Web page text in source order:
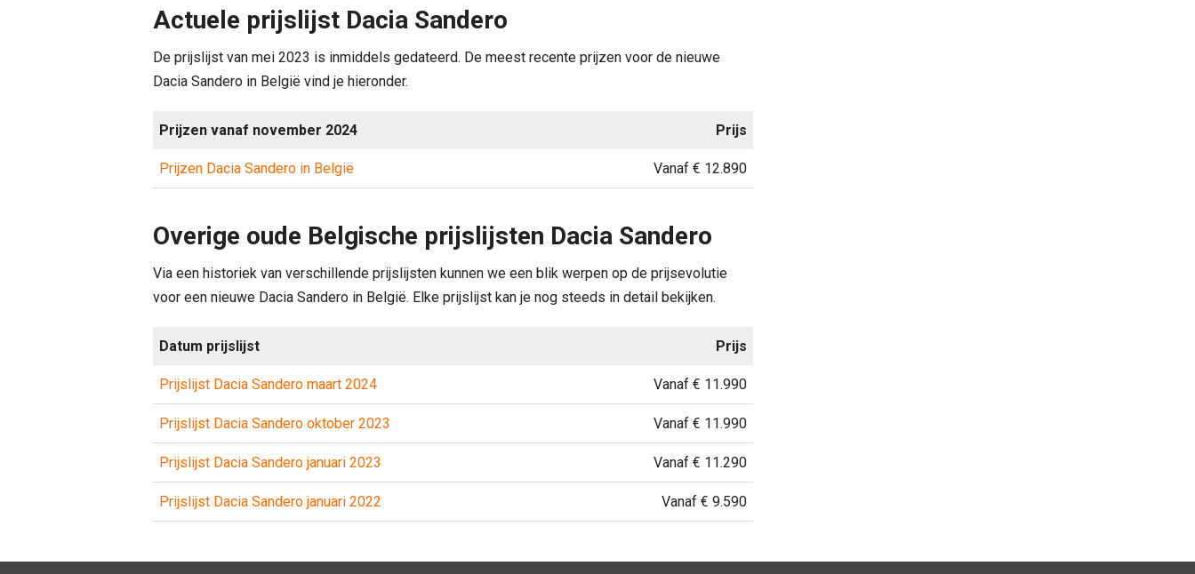
Actuele prijslijst Dacia Sandero
De prijslijst van mei 2023 is inmiddels gedateerd. De meest recente prijzen voor de nieuwe
Dacia Sandero in België vind je hieronder.
Prijzen vanaf november 2024 Prijs
Prijzen Dacia Sandero in België Vanaf € 12.890
Overige oude Belgische prijslijsten Dacia Sandero
Via een historiek van verschillende prijslijsten kunnen we een blik werpen op de prijsevolutie
voor een nieuwe Dacia Sandero in België. Elke prijslijst kan je nog steeds in detail bekijken.
Datum prijslijst Prijs
Prijslijst Dacia Sandero maart 2024 Vanaf € 11.990
Prijslijst Dacia Sandero oktober 2023 Vanaf € 11.990
Prijslijst Dacia Sandero januari 2023 Vanaf € 11.290
Prijslijst Dacia Sandero januari 2022 Vanaf € 9.590